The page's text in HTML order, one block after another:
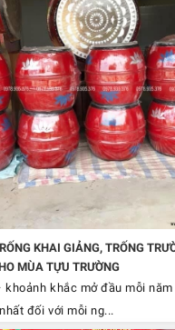
KHAI GIẢNG, TRỐNG
MÙA TỰU TRƯỜNG
khoảnh khắc mở đầu mỗi
đối với mỗi ng...